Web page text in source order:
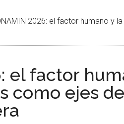
2026: el factor humano y
el factor
como ejes